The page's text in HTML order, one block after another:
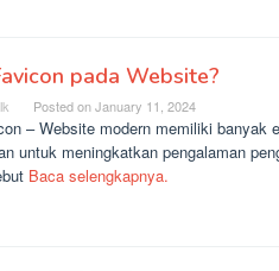
pada Website?
Posted onJanuary 11, 2024
– Website modern memiliki banyak
untuk meningkatkan pengalaman
Baca selengkapnya.